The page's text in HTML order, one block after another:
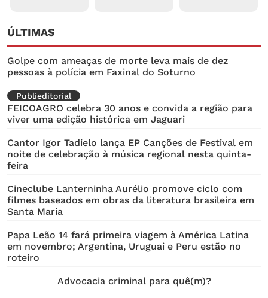
ÚLTIMAS
Golpe com ameaças de morte leva mais de dez
pessoas à polícia em Faxinal do Soturno
Publieditorial
FEICOAGRO celebra 30 anos e convida a região para
viver uma edição histórica em Jaguari
Cantor Igor Tadielo lança EP Canções de Festival em
noite de celebração à música regional nesta quinta-
feira
Cineclube Lanterninha Aurélio promove ciclo com
filmes baseados em obras da literatura brasileira em
Santa Maria
Papa Leão 14 fará primeira viagem à América Latina
em novembro; Argentina, Uruguai e Peru estão no
roteiro
Advocacia criminal para quê(m)?